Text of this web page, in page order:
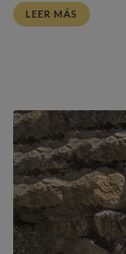
LEER MÁS